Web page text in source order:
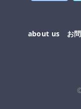
about us お